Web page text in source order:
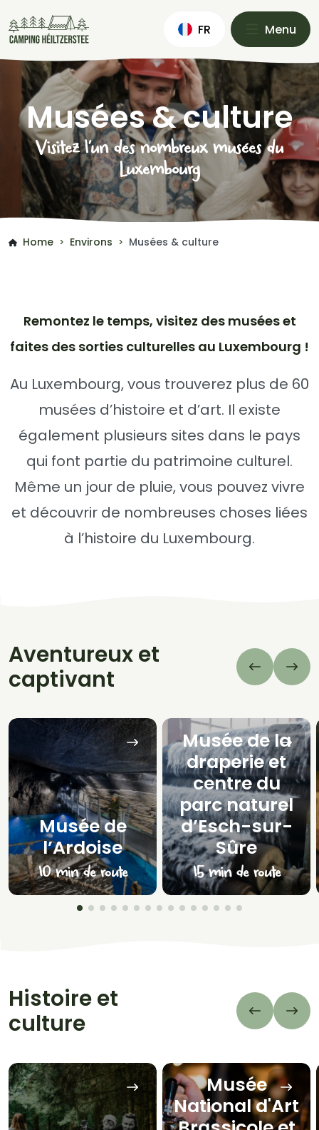
FR Menu
Musées & culture
Visitez l’un des nombreux musées du
Luxembourg
Home > Environs > Musées & culture
Remontez le temps, visitez des musées et
faites des sorties culturelles au Luxembourg !
Au Luxembourg, vous trouverez plus de 60
musées d’histoire et d’art. Il existe
également plusieurs sites dans le pays
qui font partie du patrimoine culturel.
Même un jour de pluie, vous pouvez vivre
et découvrir de nombreuses choses liées
à l’histoire du Luxembourg.
Aventureux et
captivant
Musée de
l’Ardoise
10 min de route
Musée de la
draperie et
centre du
parc naturel
d’Esch-sur-
Sûre
15 min de route
Histoire et
culture
Musée
National d'Art